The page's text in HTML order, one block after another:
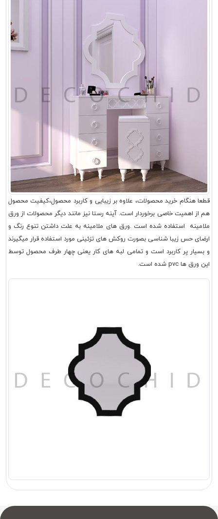
قطعا هنگام خرید محصولات، علاوه بر زیبایی و کاربرد محصول،کیفیت محصول
هم از اهمیت خاصی برخوردار است. آینه رستا نیز مانند دیگر محصولات از ورق
ملامینه استفاده شده است .ورق های ملامینه به علت داشتن تنوع رنگ و
ارضای حس زیبا شناسی بصورت روکش های تزئینی مورد استفاده قرار میگیرند
و بسیار پر کاربرد است و تمامی لبه های کار یعنی چهار طرف محصول توسط
این ورق ها pvc شده است.